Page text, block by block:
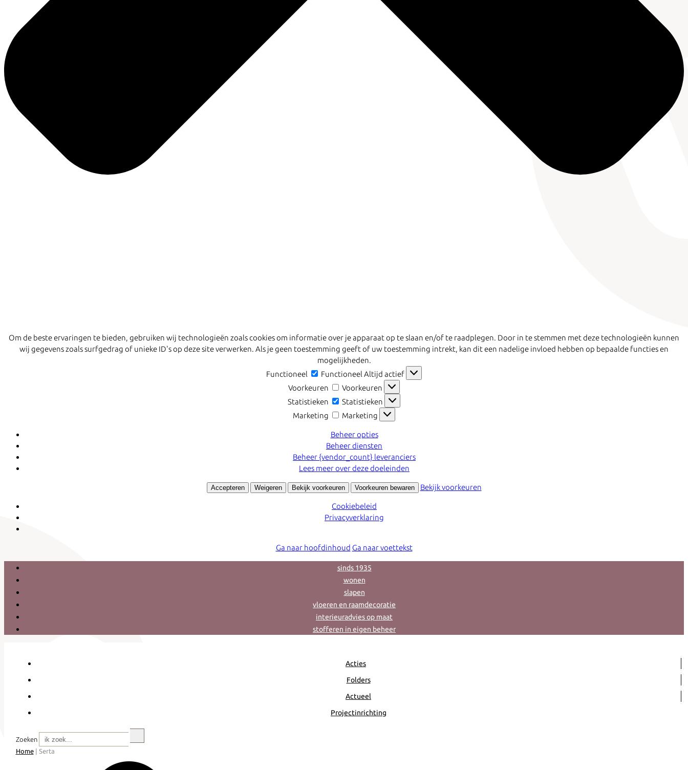
Om de beste ervaringen te bieden, gebruiken wij technologieën zoals cookies om informatie over je apparaat op te slaan en/of te raadplegen. Door in te stemmen met deze technologieën kunnen
wij gegevens zoals surfgedrag of unieke ID's op deze site verwerken. Als je geen toestemming geeft of uw toestemming intrekt, kan dit een nadelige invloed hebben op bepaalde functies en
mogelijkheden.
Functioneel
Functioneel Altijd actief
Voorkeuren
Voorkeuren
Statistieken
Statistieken
Marketing
Marketing
Beheer opties
Beheer diensten
Beheer {vendor_count} leveranciers
Lees meer over deze doeleinden
Accepteren Weigeren Bekijk voorkeuren Voorkeuren bewaren Bekijk voorkeuren
Cookiebeleid
Privacyverklaring
Ga naar hoofdinhoud Ga naar voettekst
sinds 1935
wonen
slapen
vloeren en raamdecoratie
interieuradvies op maat
stofferen in eigen beheer
Acties
Folders
Actueel
Projectinrichting
Zoeken
Home| Serta